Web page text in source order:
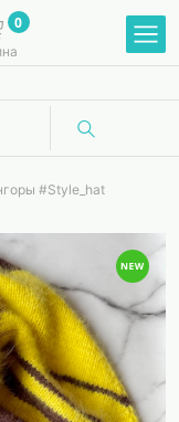
0
#Style_hat